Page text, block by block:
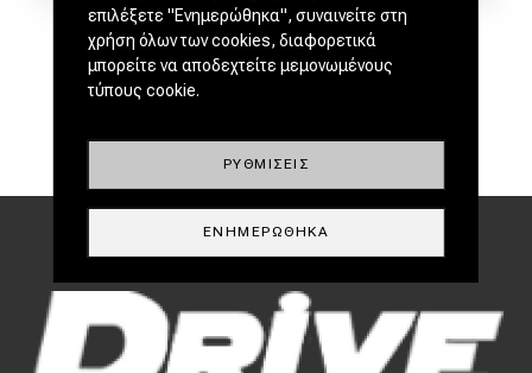
επιλέξετε "Ενημερώθηκα", συναινείτε στη
χρήση όλων των cookies, διαφορετικά
μπορείτε να αποδεχτείτε μεμονωμένους
τύπους cookie.
ΡΥΘΜΊΣΕΙΣ
ΕΝΗΜΕΡΏΘΗΚΑ